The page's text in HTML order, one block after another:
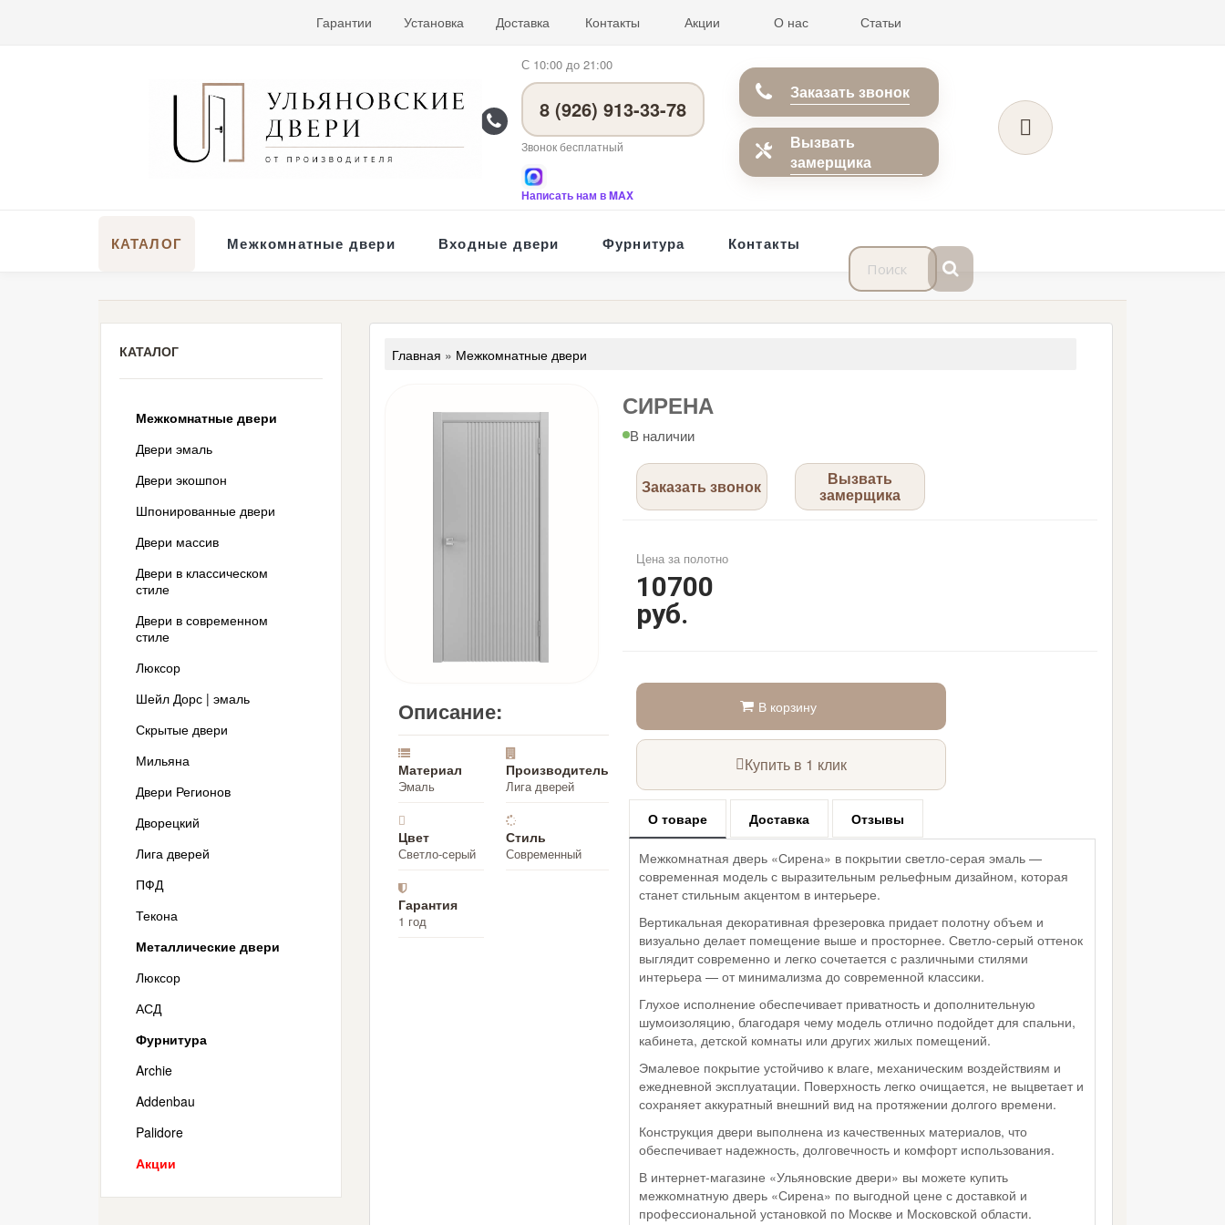
Гарантии Установка Доставка Контакты Акции О нас Статьи
С 10:00 до 21:00
8 (926) 913-33-78
Звонок бесплатный
Написать нам в MAX
Заказать звонок
Вызвать
замерщика
КАТАЛОГ Межкомнатные двери Входные двери Фурнитура Контакты
КАТАЛОГ
Межкомнатные двери
Двери эмаль
Двери экошпон
Шпонированные двери
Двери массив
Двери в классическом
стиле
Двери в современном
стиле
Люксор
Шейл Дорс | эмаль
Скрытые двери
Мильяна
Двери Регионов
Дворецкий
Лига дверей
ПФД
Текона
Металлические двери
Люксор
АСД
Фурнитура
Archie
Addenbau
Palidore
Акции
Главная » Межкомнатные двери
Описание:
Материал
Эмаль
Производитель
Лига дверей
Цвет
Светло-серый
Стиль
Современный
Гарантия
1 год
СИРЕНА
В наличии
Заказать звонок Вызвать
замерщика
Цена за полотно
10700
руб.
В корзину
Купить в 1 клик
О товаре Доставка Отзывы
Межкомнатная дверь «Сирена» в покрытии светло-серая эмаль —
современная модель с выразительным рельефным дизайном, которая
станет стильным акцентом в интерьере.
Вертикальная декоративная фрезеровка придает полотну объем и
визуально делает помещение выше и просторнее. Светло-серый оттенок
выглядит современно и легко сочетается с различными стилями
интерьера — от минимализма до современной классики.
Глухое исполнение обеспечивает приватность и дополнительную
шумоизоляцию, благодаря чему модель отлично подойдет для спальни,
кабинета, детской комнаты или других жилых помещений.
Эмалевое покрытие устойчиво к влаге, механическим воздействиям и
ежедневной эксплуатации. Поверхность легко очищается, не выцветает и
сохраняет аккуратный внешний вид на протяжении долгого времени.
Конструкция двери выполнена из качественных материалов, что
обеспечивает надежность, долговечность и комфорт использования.
В интернет-магазине «Ульяновские двери» вы можете купить
межкомнатную дверь «Сирена» по выгодной цене с доставкой и
профессиональной установкой по Москве и Московской области.